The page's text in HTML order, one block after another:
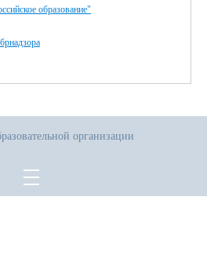
образование"
организации